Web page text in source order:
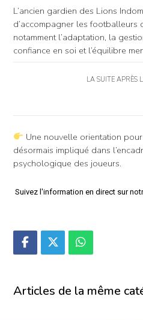
L’ancien gardien des Lions
d’accompagner les footballeurs
notamment l’adaptation, la
confiance en soi et l’équilibre
LA SUITE APRÈS
Une nouvelle orientation
désormais impliqué dans
psychologique des joueurs.
Suivez l'information en direct sur
Articles de la même